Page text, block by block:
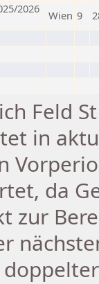
2026
Wien 9
Feld
in
da
zur